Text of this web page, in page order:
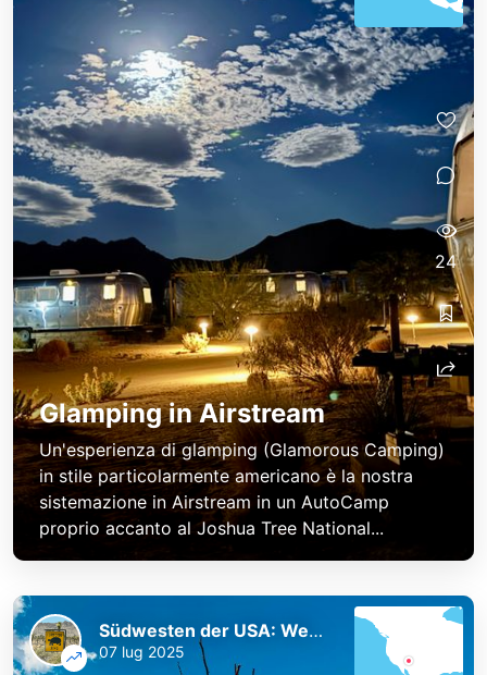
Südwesten der USA: Westküste
und Nationalparks
Südwesten der USA: Westküste
und Nationalparks
Glamping in Airstream
Un'esperienza di glamping (Glamorous Camping)
in stile particolarmente americano è la nostra
sistemazione in Airstream in un AutoCamp
proprio accanto al Joshua Tree National...
24
Südwesten der USA: Westküste und Nationalparks
07 lug 2025